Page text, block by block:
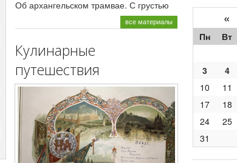
Об архангельском трамвае. С грустью
все материалы
Кулинарные
путешествия
«
Пн Вт
3
4
10
11
17
18
24
25
31